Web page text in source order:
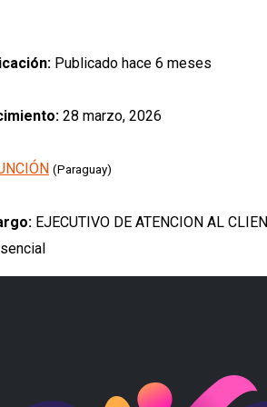
Publicado hace 6 meses
28 marzo, 2026
(Paraguay)
EJECUTIVO DE ATENCION AL